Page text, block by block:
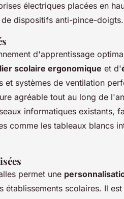
électriques placées en
dispositifs anti-pince-doigts.
d'apprentissage
scolaire ergonomique et d'
et systèmes de ventilation
agréable tout au long de
informatiques existants,
comme les tableaux blancs
permet une
établissements scolaires. Il